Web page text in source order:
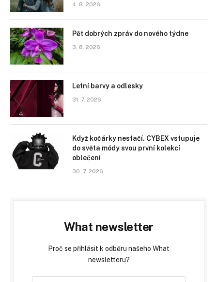
4. 8. 2026
Pět dobrých zpráv do nového týdne
3. 8. 2026
Letní barvy a odlesky
31. 7. 2026
Když kočárky nestačí. CYBEX vstupuje
do světa módy svou první kolekcí
oblečení
30. 7. 2026
What newsletter
Proč se přihlásit k odběru našeho What
newsletteru?